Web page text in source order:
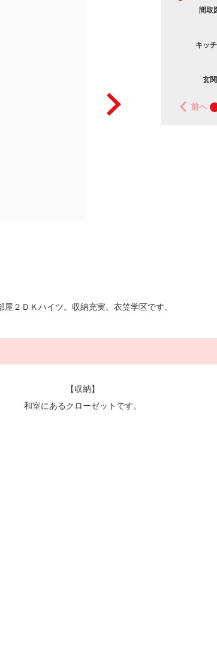
間取
キッ
玄関
前へ
２ＤＫハイツ。収納充実。衣笠学区です。
【収納】
和室にあるクローゼットです。